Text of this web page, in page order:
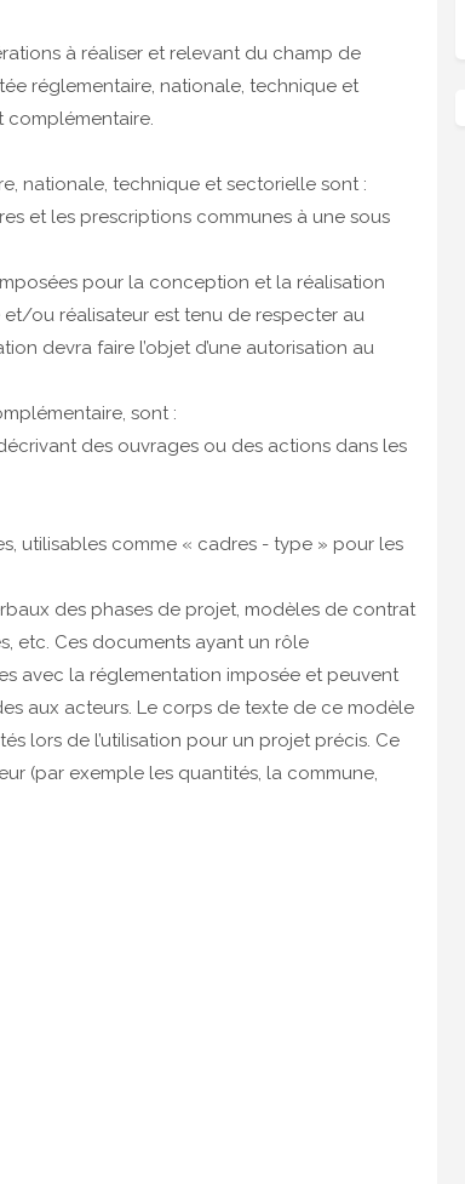
à réaliser et relevant du champ de
réglementaire, nationale, technique et
complémentaire.
nationale, technique et sectorielle sont :
et les prescriptions communes à une sous
pour la conception et la réalisation
ou réalisateur est tenu de respecter au
devra faire l’objet d’une autorisation au
sont :
des ouvrages ou des actions dans les
utilisables comme « cadres - type » pour les
des phases de projet, modèles de contrat
etc. Ces documents ayant un rôle
avec la réglementation imposée et peuvent
aux acteurs. Le corps de texte de ce modèle
lors de l’utilisation pour un projet précis. Ce
(par exemple les quantités, la commune,